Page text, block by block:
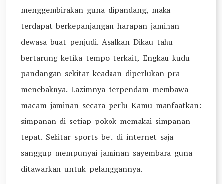
menggembirakan guna dipandang, maka
terdapat berkepanjangan harapan jaminan
dewasa buat penjudi. Asalkan Dikau tahu
bertarung ketika tempo terkait, Engkau kudu
pandangan sekitar keadaan diperlukan pra
menebaknya. Lazimnya terpendam membawa
macam jaminan secara perlu Kamu manfaatkan:
simpanan di setiap pokok memakai simpanan
tepat. Sekitar sports bet di internet saja
sanggup mempunyai jaminan sayembara guna
ditawarkan untuk pelanggannya.